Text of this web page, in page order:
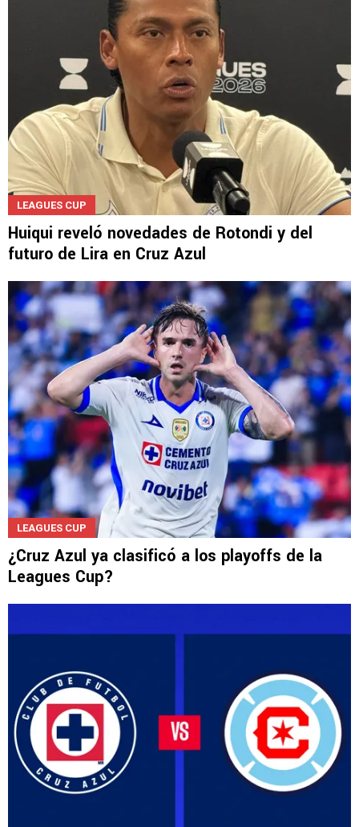
LEAGUES CUP
Huiqui reveló novedades de Rotondi y del
futuro de Lira en Cruz Azul
LEAGUES CUP
¿Cruz Azul ya clasificó a los playoffs de la
Leagues Cup?